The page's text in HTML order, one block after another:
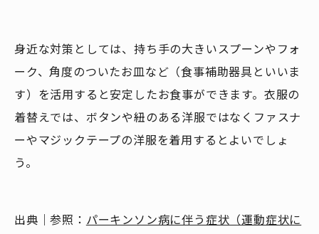
身近な対策としては、持ち手の大きいスプーンやフォ
ーク、角度のついたお皿など（食事補助器具といいま
す）を活用すると安定したお食事ができます。衣服の
着替えでは、ボタンや紐のある洋服ではなくファスナ
ーやマジックテープの洋服を着用するとよいでしょ
う。
出典｜参照： パーキンソン病に伴う症状（運動症状に